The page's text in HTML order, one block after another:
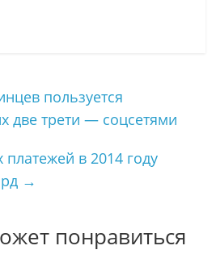
пользуется
две трети — соцсетями
в 2014 году
→
понравиться